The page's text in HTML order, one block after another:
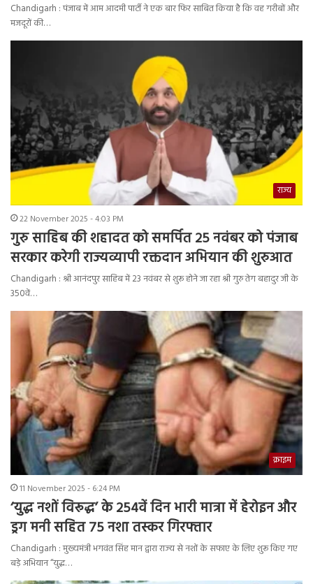
Chandigarh : पंजाब में आम आदमी पार्टी ने एक बार फिर साबित किया है कि वह गरीबों और
मजदूरों की…
राज्य
22 November 2025 - 4:03 PM
गुरु साहिब की शहादत को समर्पित 25 नवंबर को पंजाब
सरकार करेगी राज्यव्यापी रक्तदान अभियान की शुरुआत
Chandigarh : श्री आनंदपुर साहिब में 23 नवंबर से शुरू होने जा रहा श्री गुरु तेग बहादुर जी के
350वें…
क्राइम
11 November 2025 - 6:24 PM
‘युद्ध नशों विरूद्ध’ के 254वें दिन भारी मात्रा में हेरोइन और
ड्रग मनी सहित 75 नशा तस्कर गिरफ्तार
Chandigarh : मुख्यमंत्री भगवंत सिंह मान द्वारा राज्य से नशों के सफाए के लिए शुरू किए गए
बड़े अभियान “युद्ध…